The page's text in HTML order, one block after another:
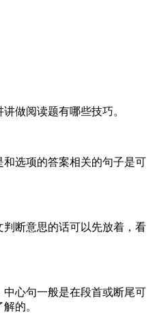
做阅读题有哪些技巧。
选项的答案相关的句子是可
断意思的话可以先放着，看
心句一般是在段首或断尾可
的。